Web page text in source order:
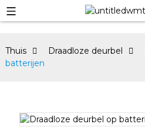
Thuis Draadloze deurbel
batterijen